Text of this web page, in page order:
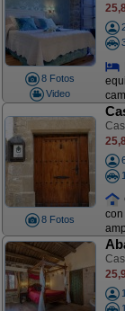
8 Fotos
Video
8 Fotos